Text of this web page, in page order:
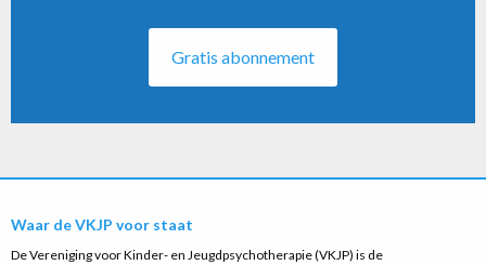
Gratis abonnement
Waar de VKJP voor staat
De Vereniging voor Kinder- en Jeugdpsychotherapie (VKJP) is de